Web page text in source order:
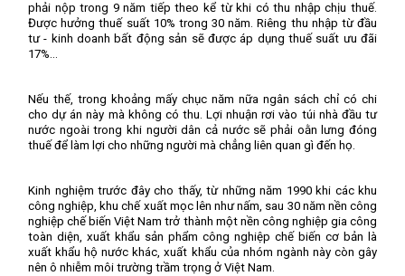
phải nộp trong 9 năm tiếp theo kể từ khi có thu nhập chịu thuế.
Được hưởng thuế suất 10% trong 30 năm. Riêng thu nhập từ đầu
tư - kinh doanh bất động sản sẽ được áp dụng thuế suất ưu đãi
17%...
Nếu thế, trong khoảng mấy chục năm nữa ngân sách chỉ có chi
cho dự án này mà không có thu. Lợi nhuận rơi vào túi nhà đầu tư
nước ngoài trong khi người dân cả nước sẽ phải oằn lưng đóng
thuế để làm lợi cho những người mà chẳng liên quan gì đến họ.
Kinh nghiệm trước đây cho thấy, từ những năm 1990 khi các khu
công nghiệp, khu chế xuất mọc lên như nấm, sau 30 năm nền công
nghiệp chế biến Việt Nam trở thành một nền công nghiệp gia công
toàn diện, xuất khẩu sản phẩm công nghiệp chế biến cơ bản là
xuất khẩu hộ nước khác, xuất khẩu của nhóm ngành này còn gây
nên ô nhiễm môi trường trầm trọng ở Việt Nam.